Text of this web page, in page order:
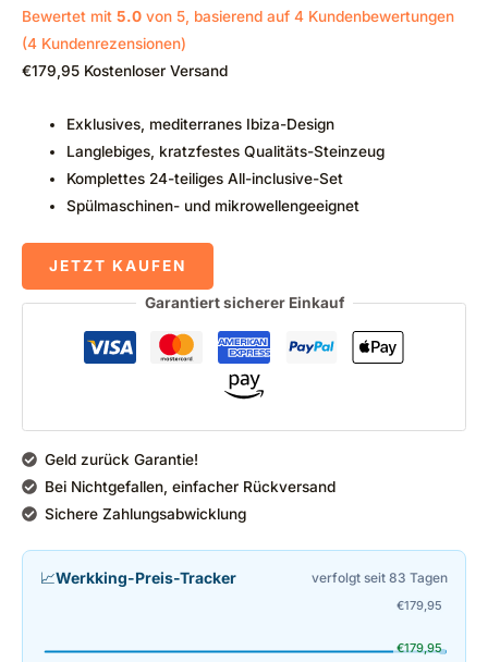
Bewertet mit 5.0 von 5, basierend auf 4 Kundenbewertungen
(4 Kundenrezensionen)
€179,95 Kostenloser Versand
Exklusives, mediterranes Ibiza-Design
Langlebiges, kratzfestes Qualitäts-Steinzeug
Komplettes 24-teiliges All-inclusive-Set
Spülmaschinen- und mikrowellengeeignet
JETZT KAUFEN
Garantiert sicherer Einkauf
Geld zurück Garantie!
Bei Nichtgefallen, einfacher Rückversand
Sichere Zahlungsabwicklung
📈Werkking-Preis-Tracker verfolgt seit 83 Tagen
€179,95
€179,95